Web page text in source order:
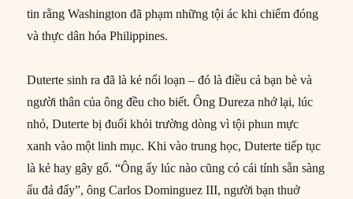
tin rằng Washington đã phạm những tội ác khi chiếm đóng
và thực dân hóa Philippines.
Duterte sinh ra đã là kẻ nổi loạn – đó là điều cả bạn bè và
người thân của ông đều cho biết. Ông Dureza nhớ lại, lúc
nhỏ, Duterte bị đuổi khỏi trường dòng vì tội phun mực
xanh vào một linh mục. Khi vào trung học, Duterte tiếp tục
là kẻ hay gây gổ. “Ông ấy lúc nào cũng có cái tính sẵn sàng
ẩu đả đấy”, ông Carlos Dominguez III, người bạn thuở